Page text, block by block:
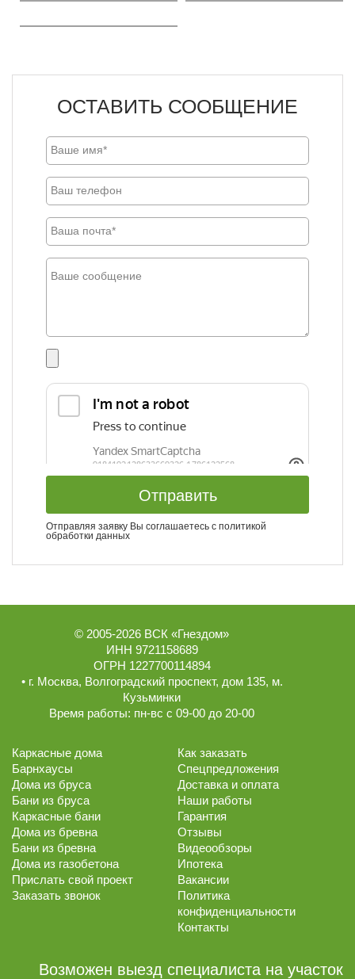
ОСТАВИТЬ СООБЩЕНИЕ
Отправить
Отправляя заявку Вы соглашаетесь с политикой
обработки данных
© 2005-2026 ВСК «Гнездом»
ИНН 9721158689
ОГРН 1227700114894
• г. Москва, Волгоградский проспект, дом 135, м.
Кузьминки
Время работы: пн-вс с 09-00 до 20-00
Каркасные дома
Барнхаусы
Дома из бруса
Бани из бруса
Каркасные бани
Дома из бревна
Бани из бревна
Дома из газобетона
Прислать свой проект
Заказать звонок
Как заказать
Спецпредложения
Доставка и оплата
Наши работы
Гарантия
Отзывы
Видеообзоры
Ипотека
Вакансии
Политика
конфиденциальности
Контакты
Возможен выезд специалиста на участок